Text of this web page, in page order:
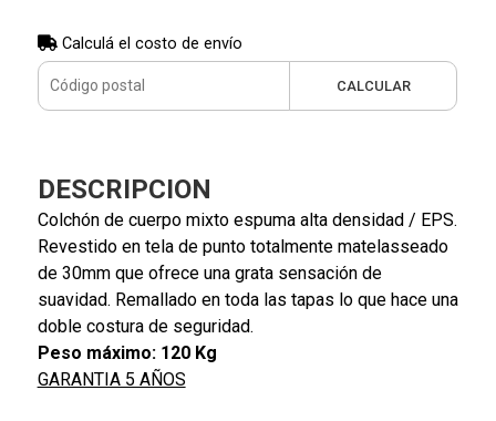
Calculá el costo de envío
CALCULAR
DESCRIPCION
Colchón de cuerpo mixto espuma alta densidad / EPS.
Revestido en tela de punto totalmente matelasseado
de 30mm que ofrece una grata sensación de
suavidad. Remallado en toda las tapas lo que hace una
doble costura de seguridad.
Peso máximo: 120 Kg
GARANTIA 5 AÑOS